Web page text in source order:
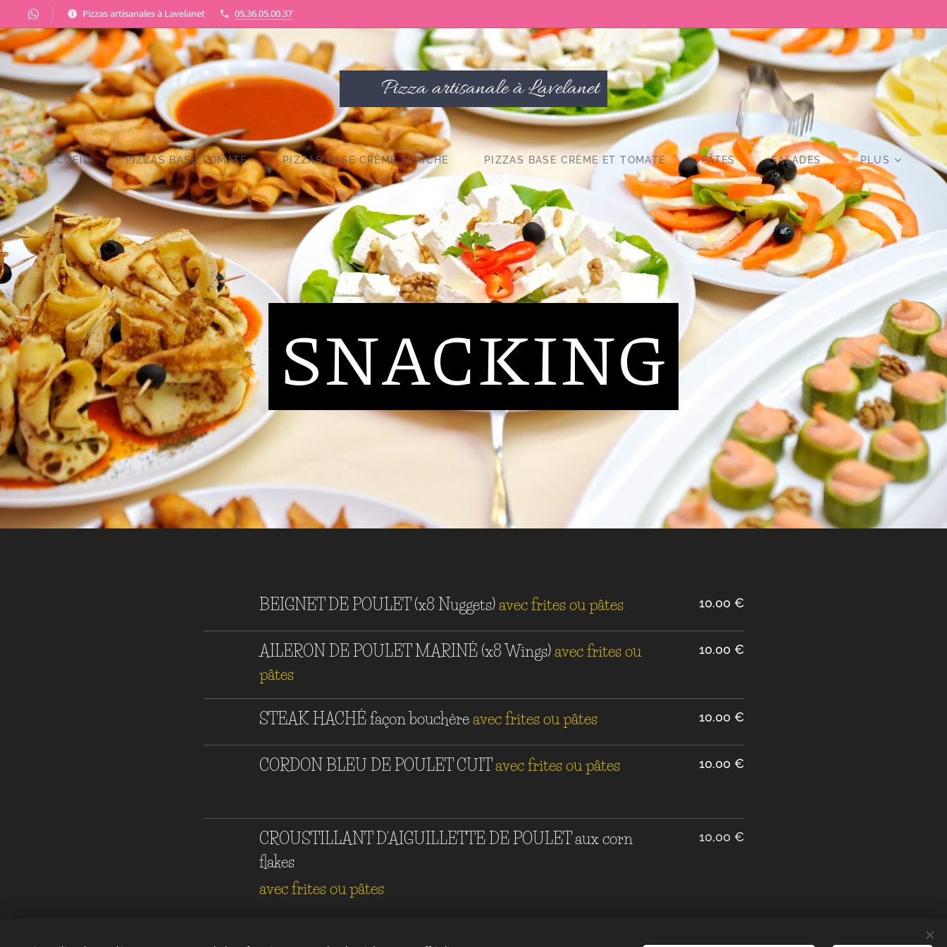
Pizzas artisanales à Lavelanet 05.36.05.00.37
🍕 Pizza artisanale à Lavelanet
ACCUEIL PIZZAS BASE TOMATE PIZZAS BASE CRÈME FRAICHE PIZZAS BASE CRÈME ET TOMATE PÂTES SALADES PLUS
SNACKING
BEIGNET DE POULET (x8 Nuggets)avec frites ou pâtes 10.00 €
AILERON DE POULET MARINÉ (x8 Wings)avec frites ou
pâtes
10.00 €
STEAK HACHÉ façon bouchèreavec frites ou pâtes 10.00 €
CORDON BLEU DE POULET CUITavec frites ou pâtes 10.00 €
CROUSTILLANT D'AIGUILLETTE DE POULET aux corn
flakes
avec frites ou pâtes
10,00 €
MOZZA STICKS (8) avec frites ou pâtes